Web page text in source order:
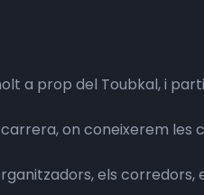
a prop del Toubkal, i
on coneixerem
els